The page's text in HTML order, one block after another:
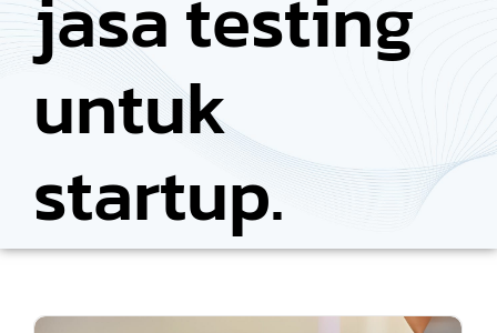
untuk
startup.